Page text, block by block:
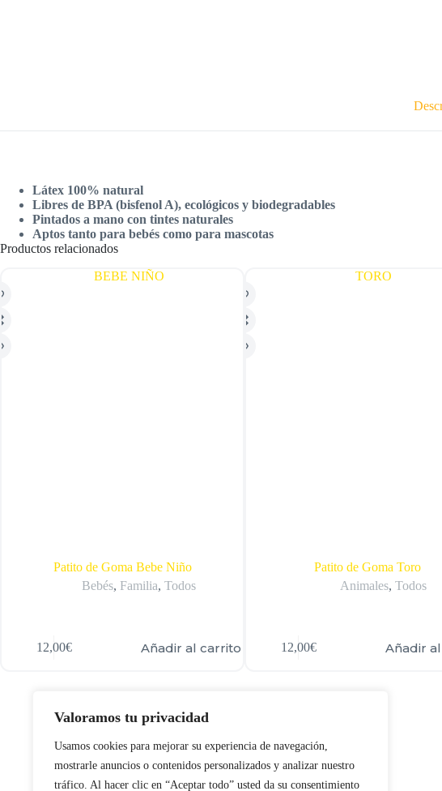
Valoramos tu privacidad
Usamos cookies para mejorar su experiencia de navegación,
mostrarle anuncios o contenidos personalizados y analizar nuestro
tráfico. Al hacer clic en “Aceptar todo” usted da su consentimiento
Látex 100% natural
Libres de BPA (bisfenol A), ecológicos y biodegradables
Pintados a mano con tintes naturales
Aptos tanto para bebés como para mascotas
Productos relacionados
Patito de Goma Bebe Niño
Bebés, Familia, Todos
12,00€ Añadir al carrito
Patito de Goma Toro
Animales,Todos
12,00€ Añadir